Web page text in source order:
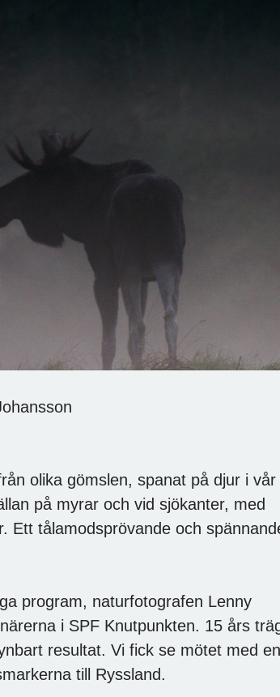
olika gömslen, spanat på djur i
på myrar och vid sjökanter, med
Ett tålamodsprövande och
program, naturfotografen Lenny
i SPF Knutpunkten. 15 års
resultat. Vi fick se mötet med
till Ryssland.